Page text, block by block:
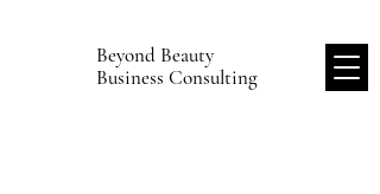
Beyond Beauty
Business Consulting